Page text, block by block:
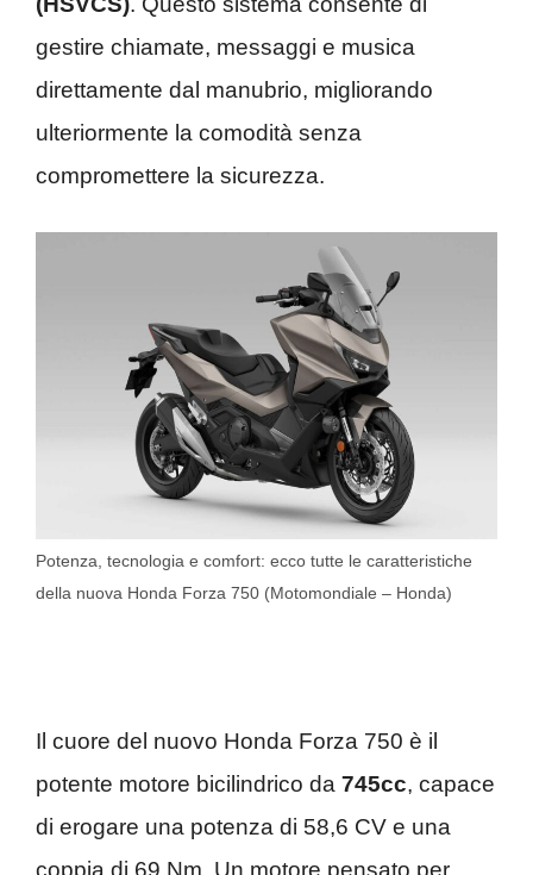
gestire chiamate, messaggi e musica
direttamente dal manubrio, migliorando
ulteriormente la comodità senza
compromettere la sicurezza.
Potenza, tecnologia e comfort: ecco tutte le caratteristiche
della nuova Honda Forza 750 (Motomondiale – Honda)
Il cuore del nuovo Honda Forza 750 è il
potente motore bicilindrico da 745cc, capace
di erogare una potenza di 58,6 CV e una